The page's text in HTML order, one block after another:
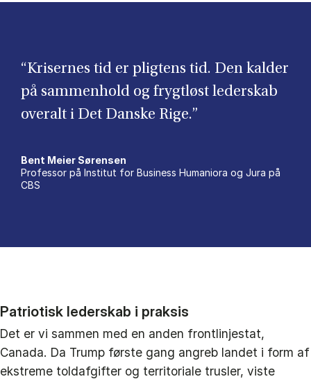
“Krisernes tid er pligtens tid. Den kalder
på sammenhold og frygtløst lederskab
overalt i Det Danske Rige.”
Bent Meier Sørensen
Professor på Institut for Business Humaniora og Jura på
CBS
Patriotisk lederskab i praksis
Det er vi sammen med en anden frontlinjestat,
Canada. Da Trump første gang angreb landet i form af
ekstreme toldafgifter og territoriale trusler, viste